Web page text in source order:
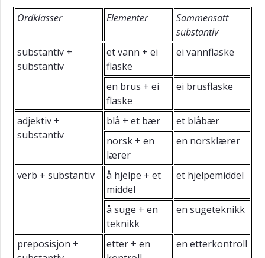
etter
lårhalsbrudd
Kommunehelsetjenesten
Grammatikk
Oppgaver
Fordypning
Ordklasser Elementer
Sammensatt
substantiv
substantiv +
substantiv
et vann + ei
flaske
ei vannflaske
en brus + ei
flaske
ei brusflaske
adjektiv +
substantiv
blå + et bær
et blåbær
norsk + en
lærer
en norsklærer
verb + substantiv
å hjelpe + et
middel
et hjelpemiddel
å suge + en
teknikk
en sugeteknikk
preposisjon +
etter + en
en etterkontroll